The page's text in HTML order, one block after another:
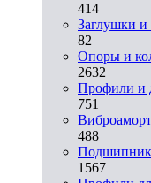
414
Заглушки и
82
Опоры и
2632
Профили и
751
488
1567